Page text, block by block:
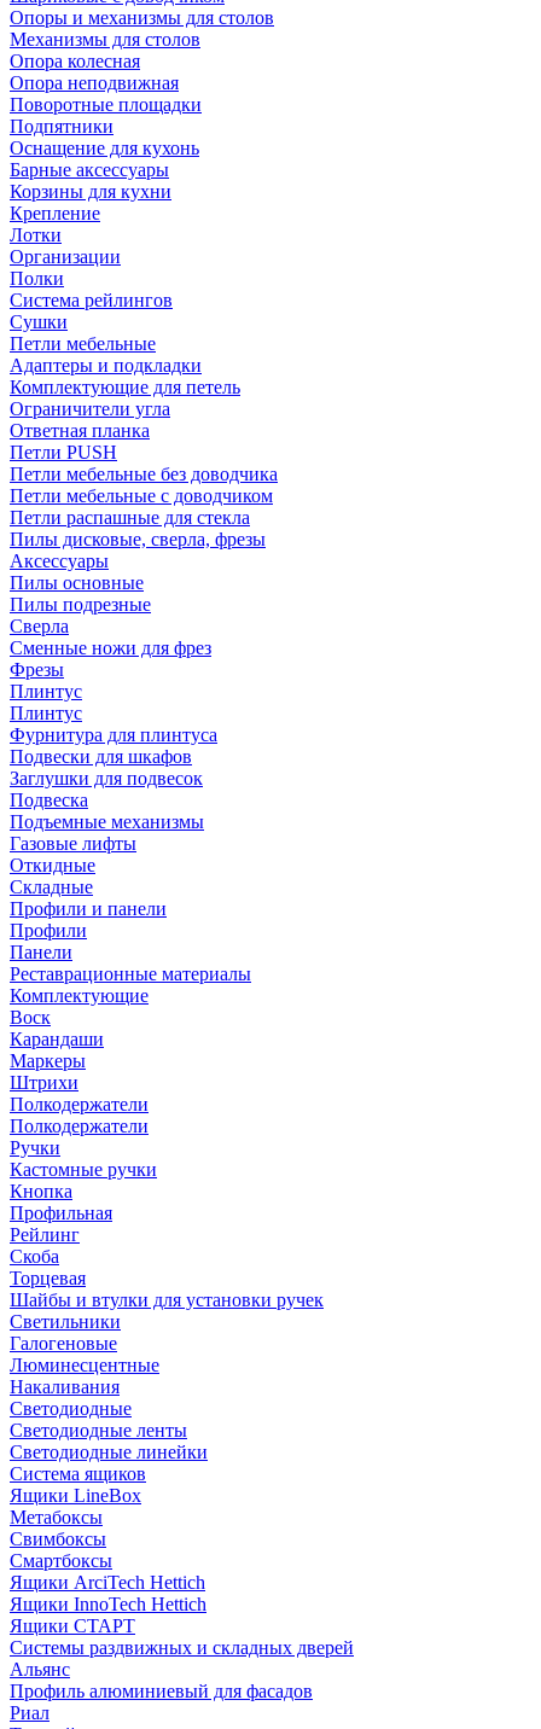
Опоры и механизмы для столов
Механизмы для столов
Опора колесная
Опора неподвижная
Поворотные площадки
Подпятники
Оснащение для кухонь
Барные аксессуары
Корзины для кухни
Крепление
Лотки
Организации
Полки
Система рейлингов
Сушки
Петли мебельные
Адаптеры и подкладки
Комплектующие для петель
Ограничители угла
Ответная планка
Петли PUSH
Петли мебельные без доводчика
Петли мебельные с доводчиком
Петли распашные для стекла
Пилы дисковые, сверла, фрезы
Аксессуары
Пилы основные
Пилы подрезные
Сверла
Сменные ножи для фрез
Фрезы
Плинтус
Плинтус
Фурнитура для плинтуса
Подвески для шкафов
Заглушки для подвесок
Подвеска
Подъемные механизмы
Газовые лифты
Откидные
Складные
Профили и панели
Профили
Панели
Реставрационные материалы
Комплектующие
Воск
Карандаши
Маркеры
Штрихи
Полкодержатели
Полкодержатели
Ручки
Кастомные ручки
Кнопка
Профильная
Рейлинг
Скоба
Торцевая
Шайбы и втулки для установки ручек
Светильники
Галогеновые
Люминесцентные
Накаливания
Светодиодные
Светодиодные ленты
Светодиодные линейки
Система ящиков
Ящики LineBox
Метабоксы
Свимбоксы
Смартбоксы
Ящики ArciTech Hettich
Ящики InnoTech Hettich
Ящики СТАРТ
Системы раздвижных и складных дверей
Альянс
Профиль алюминиевый для фасадов
Риал